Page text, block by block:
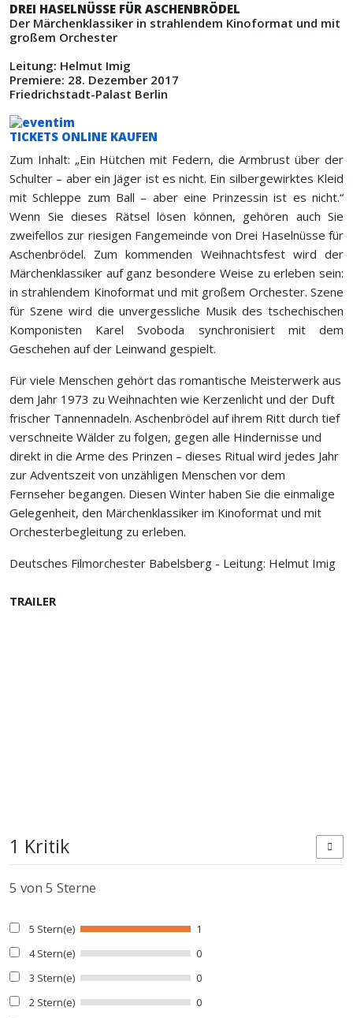
DREI HASELNÜSSE FÜR ASCHENBRÖDEL
Der Märchenklassiker in strahlendem Kinoformat und mit
großem Orchester
Leitung: Helmut Imig
Premiere: 28. Dezember 2017
Friedrichstadt-Palast Berlin
TICKETS ONLINE KAUFEN
Zum Inhalt: „Ein Hütchen mit Federn, die Armbrust über der
Schulter – aber ein Jäger ist es nicht. Ein silbergewirktes Kleid
mit Schleppe zum Ball – aber eine Prinzessin ist es nicht.“
Wenn Sie dieses Rätsel lösen können, gehören auch Sie
zweifellos zur riesigen Fangemeinde von Drei Haselnüsse für
Aschenbrödel. Zum kommenden Weihnachtsfest wird der
Märchenklassiker auf ganz besondere Weise zu erleben sein:
in strahlendem Kinoformat und mit großem Orchester. Szene
für Szene wird die unvergessliche Musik des tschechischen
Komponisten Karel Svoboda synchronisiert mit dem
Geschehen auf der Leinwand gespielt.
Für viele Menschen gehört das romantische Meisterwerk aus
dem Jahr 1973 zu Weihnachten wie Kerzenlicht und der Duft
frischer Tannennadeln. Aschenbrödel auf ihrem Ritt durch tief
verschneite Wälder zu folgen, gegen alle Hindernisse und
direkt in die Arme des Prinzen – dieses Ritual wird jedes Jahr
zur Adventszeit von unzähligen Menschen vor dem
Fernseher begangen. Diesen Winter haben Sie die einmalige
Gelegenheit, den Märchenklassiker im Kinoformat und mit
Orchesterbegleitung zu erleben.
Deutsches Filmorchester Babelsberg - Leitung: Helmut Imig
TRAILER
1 Kritik
5 von 5 Sterne
5 Stern(e)
1
4 Stern(e)
0
3 Stern(e)
0
2 Stern(e)
0